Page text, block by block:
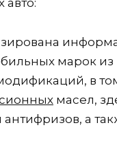
марок
в
масел,
а